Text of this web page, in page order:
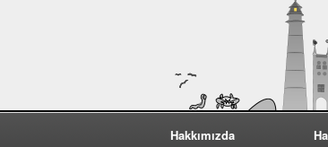
Hakkımızda